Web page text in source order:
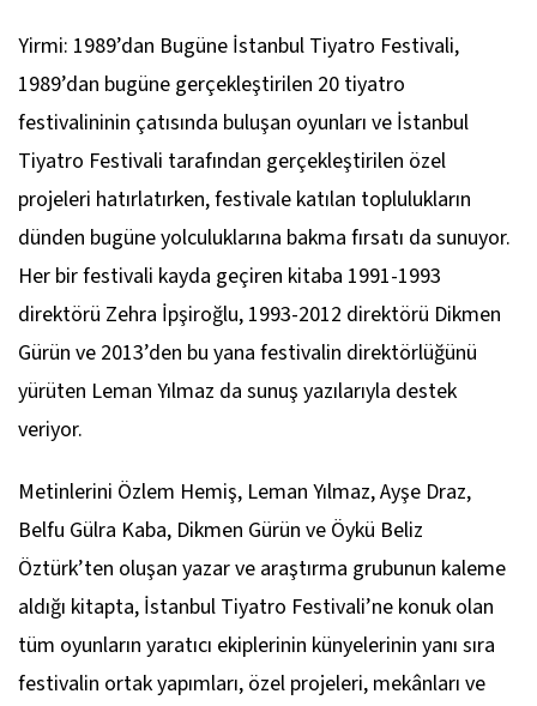
Yirmi: 1989’dan Bugüne İstanbul Tiyatro Festivali,
1989’dan bugüne gerçekleştirilen 20 tiyatro
festivalininin çatısında buluşan oyunları ve İstanbul
Tiyatro Festivali tarafından gerçekleştirilen özel
projeleri hatırlatırken, festivale katılan toplulukların
dünden bugüne yolculuklarına bakma fırsatı da sunuyor.
Her bir festivali kayda geçiren kitaba 1991-1993
direktörü Zehra İpşiroğlu, 1993-2012 direktörü Dikmen
Gürün ve 2013’den bu yana festivalin direktörlüğünü
yürüten Leman Yılmaz da sunuş yazılarıyla destek
veriyor.
Metinlerini Özlem Hemiş, Leman Yılmaz, Ayşe Draz,
Belfu Gülra Kaba, Dikmen Gürün ve Öykü Beliz
Öztürk’ten oluşan yazar ve araştırma grubunun kaleme
aldığı kitapta, İstanbul Tiyatro Festivali’ne konuk olan
tüm oyunların yaratıcı ekiplerinin künyelerinin yanı sıra
festivalin ortak yapımları, özel projeleri, mekânları ve